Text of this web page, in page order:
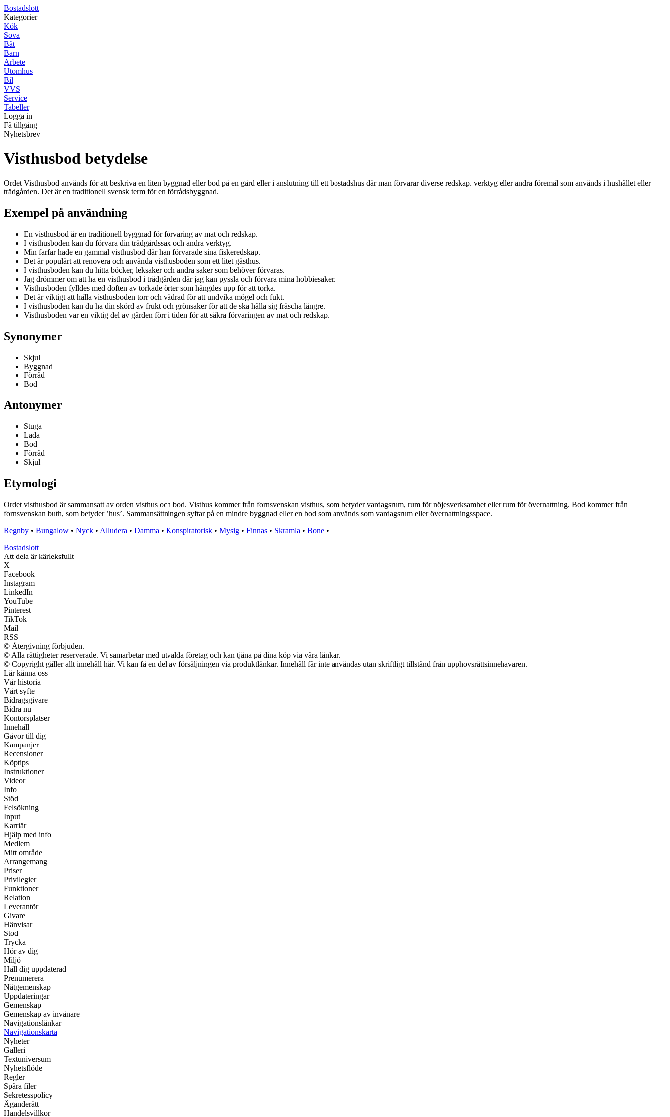
Bostadslott
Kategorier
Kök
Sova
Båt
Barn
Arbete
Utomhus
Bil
VVS
Service
Tabeller
Logga in
Få tillgång
Nyhetsbrev
Visthusbod betydelse
Ordet Visthusbod används för att beskriva en liten byggnad eller bod på en gård eller i anslutning till ett bostadshus där man förvarar diverse redskap, verktyg eller andra föremål som används i hushållet eller
trädgården. Det är en traditionell svensk term för en förrådsbyggnad.
Exempel på användning
En visthusbod är en traditionell byggnad för förvaring av mat och redskap.
I visthusboden kan du förvara din trädgårdssax och andra verktyg.
Min farfar hade en gammal visthusbod där han förvarade sina fiskeredskap.
Det är populärt att renovera och använda visthusboden som ett litet gästhus.
I visthusboden kan du hitta böcker, leksaker och andra saker som behöver förvaras.
Jag drömmer om att ha en visthusbod i trädgården där jag kan pyssla och förvara mina hobbiesaker.
Visthusboden fylldes med doften av torkade örter som hängdes upp för att torka.
Det är viktigt att hålla visthusboden torr och vädrad för att undvika mögel och fukt.
I visthusboden kan du ha din skörd av frukt och grönsaker för att de ska hålla sig fräscha längre.
Visthusboden var en viktig del av gården förr i tiden för att säkra förvaringen av mat och redskap.
Synonymer
Skjul
Byggnad
Förråd
Bod
Antonymer
Stuga
Lada
Bod
Förråd
Skjul
Etymologi
Ordet visthusbod är sammansatt av orden visthus och bod. Visthus kommer från fornsvenskan visthus, som betyder vardagsrum, rum för nöjesverksamhet eller rum för övernattning. Bod kommer från
fornsvenskan buth, som betyder ’hus’. Sammansättningen syftar på en mindre byggnad eller en bod som används som vardagsrum eller övernattningsspace.
Regnby • Bungalow • Nyck • Alludera • Damma • Konspiratorisk • Mysig • Finnas • Skramla • Bone •
Bostadslott
Att dela är kärleksfullt
X
Facebook
Instagram
LinkedIn
YouTube
Pinterest
TikTok
Mail
RSS
© Återgivning förbjuden.
© Alla rättigheter reserverade. Vi samarbetar med utvalda företag och kan tjäna på dina köp via våra länkar.
© Copyright gäller allt innehåll här. Vi kan få en del av försäljningen via produktlänkar. Innehåll får inte användas utan skriftligt tillstånd från upphovsrättsinnehavaren.
Lär känna oss
Vår historia
Vårt syfte
Bidragsgivare
Bidra nu
Kontorsplatser
Innehåll
Gåvor till dig
Kampanjer
Recensioner
Köptips
Instruktioner
Videor
Info
Stöd
Felsökning
Input
Karriär
Hjälp med info
Medlem
Mitt område
Arrangemang
Priser
Privilegier
Funktioner
Relation
Leverantör
Givare
Hänvisar
Stöd
Trycka
Hör av dig
Miljö
Håll dig uppdaterad
Prenumerera
Nätgemenskap
Uppdateringar
Gemenskap
Gemenskap av invånare
Navigationslänkar
Navigationskarta
Nyheter
Galleri
Textuniversum
Nyhetsflöde
Regler
Spåra filer
Sekretesspolicy
Äganderätt
Handelsvillkor